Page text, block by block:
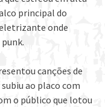
principal do
onde
canções de
ao placo com
o público que lotou